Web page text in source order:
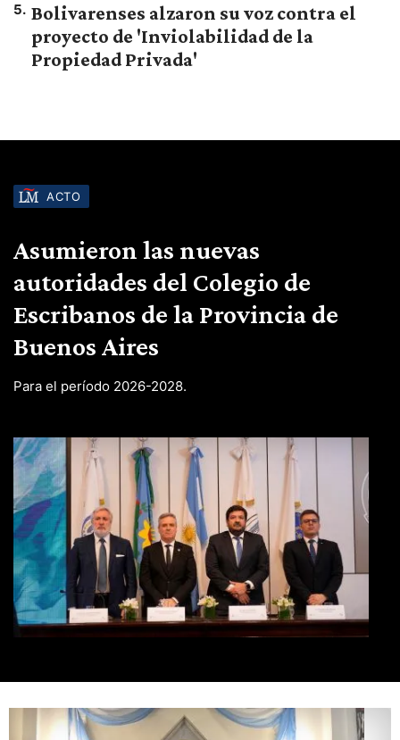
5. Bolivarenses alzaron su voz contra el
proyecto de 'Inviolabilidad de la
Propiedad Privada'
ACTO
Asumieron las nuevas
autoridades del Colegio de
Escribanos de la Provincia de
Buenos Aires
Para el período 2026-2028.